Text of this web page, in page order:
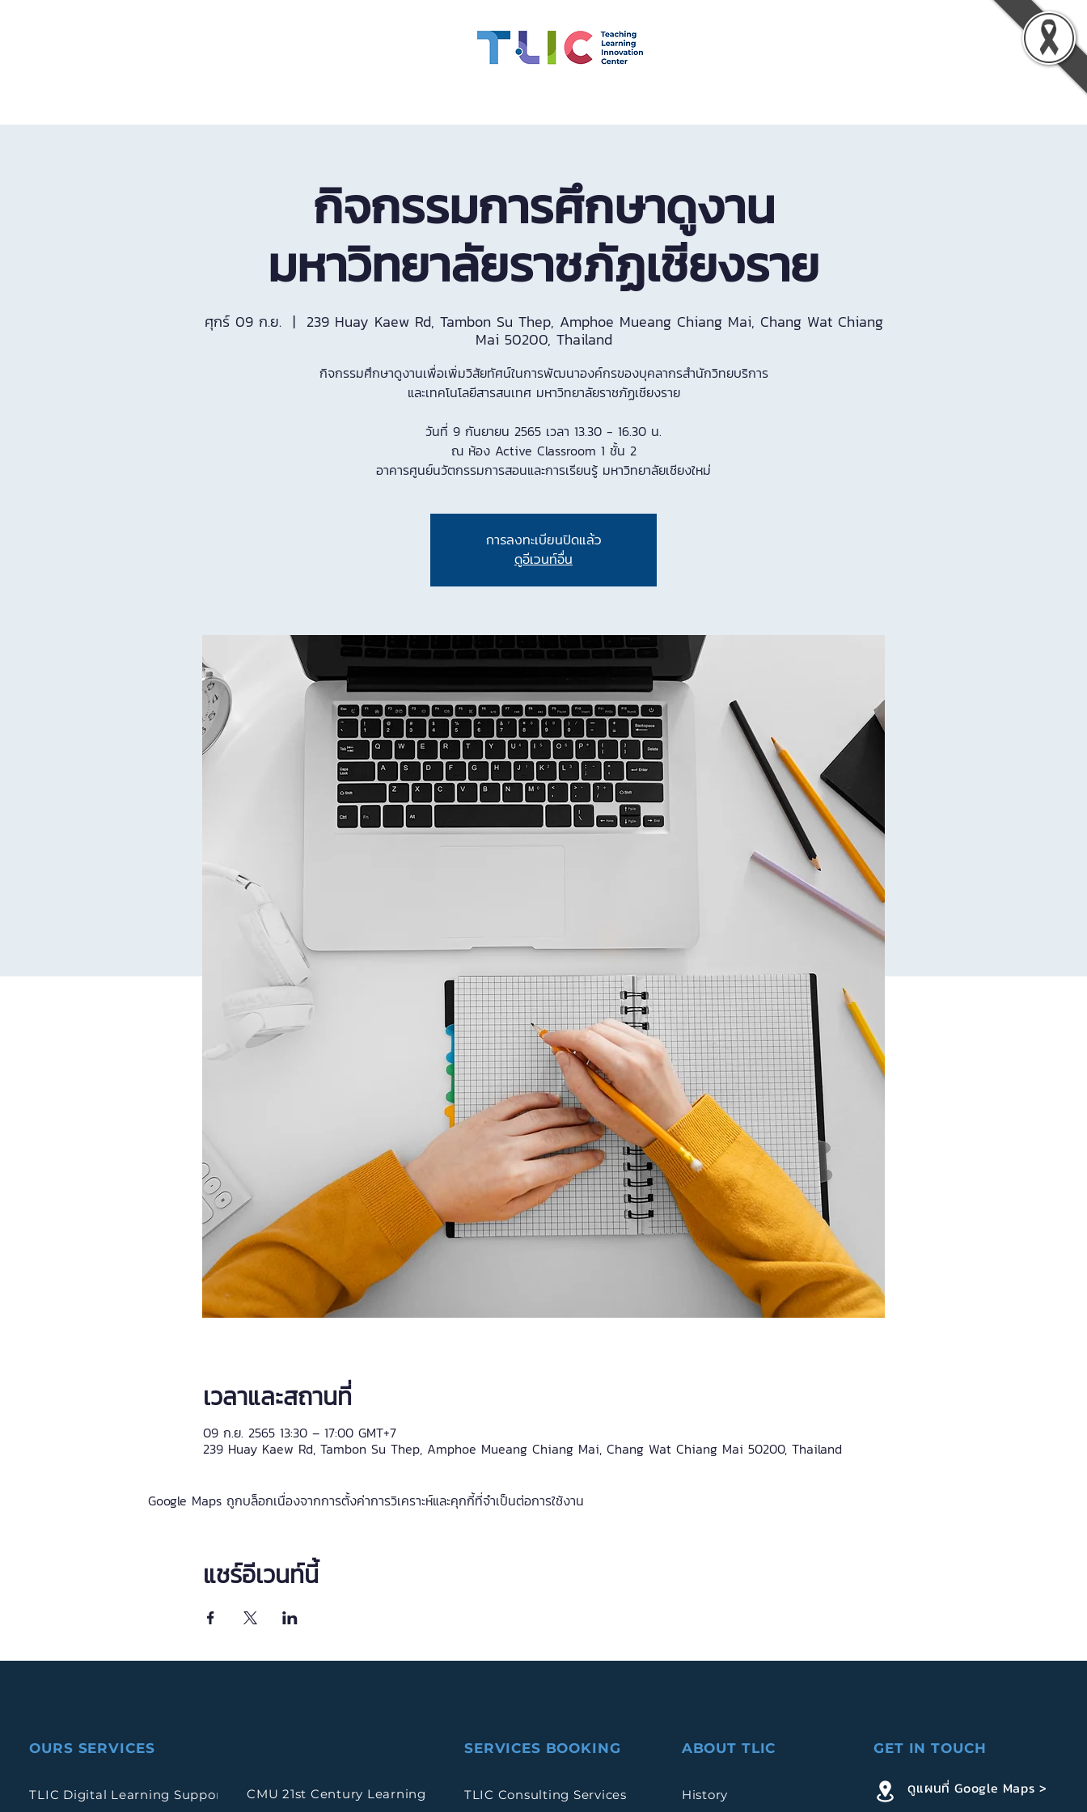
กิจกรรมการศึกษาดูงาน
มหาวิทยาลัยราชภัฏเชียงราย
ศุกร์ 09 ก.ย.
  |
239 Huay Kaew Rd, Tambon Su Thep, Amphoe Mueang Chiang Mai, Chang Wat Chiang
Mai 50200, Thailand
กิจกรรมศึกษาดูงานเพื่อเพิ่มวิสัยทัศน์ในการพัฒนาองค์กรของบุคลากรสํานักวิทยบริการ
และเทคโนโลยีสารสนเทศ มหาวิทยาลัยราชภัฏเชียงราย
วันที่ 9 กันยายน 2565 เวลา 13.30 - 16.30 น.
ณ ห้อง Active Classroom 1 ชั้น 2
อาคารศูนย์นวัตกรรมการสอนและการเรียนรู้ มหาวิทยาลัยเชียงใหม่
การลงทะเบียนปิดแล้ว
ดูอีเวนท์อื่น
เวลาและสถานที่
09 ก.ย. 2565 13:30 – 17:00 GMT+7
239 Huay Kaew Rd, Tambon Su Thep, Amphoe Mueang Chiang Mai, Chang Wat Chiang Mai 50200, Thailand
Google Maps ถูกบล็อกเนื่องจากการตั้งค่าการวิเคราะห์และคุกกี้ที่จำเป็นต่อการใช้งาน
แชร์อีเวนท์นี้
OURS SERVICES
TLIC Digital Learning Support CMU 21st Century Learning
SERVICES BOOKING
TLIC Consulting Services
ABOUT TLIC
History
GET IN TOUCH
ดูแผนที่ Google Maps >